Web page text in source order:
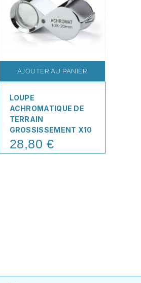
AJOUTER AU PANIER
LOUPE
ACHROMATIQUE DE
TERRAIN
GROSSISSEMENT X10
Price
28,80 €